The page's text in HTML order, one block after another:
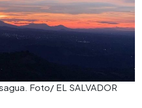
Foto/ EL SALVADOR